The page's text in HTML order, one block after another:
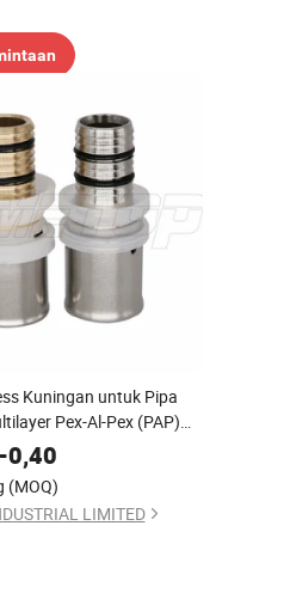
Kuningan untuk Pipa
Pex-Al-Pex (PAP)
U/Th
-0,40
(MOQ)
LIMITED